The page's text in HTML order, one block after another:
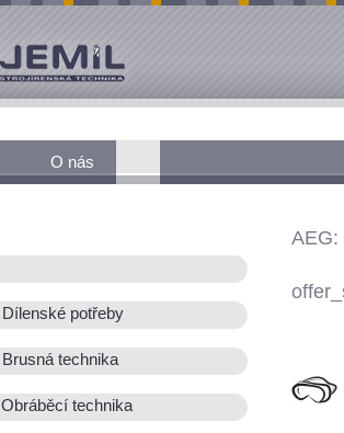
O nás
Dílenské potřeby
Brusná technika
Obráběcí technika
AEG: